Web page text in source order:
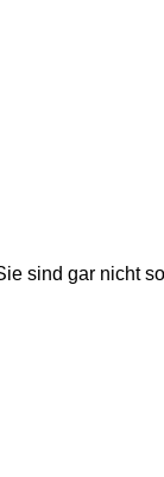
sind gar nicht